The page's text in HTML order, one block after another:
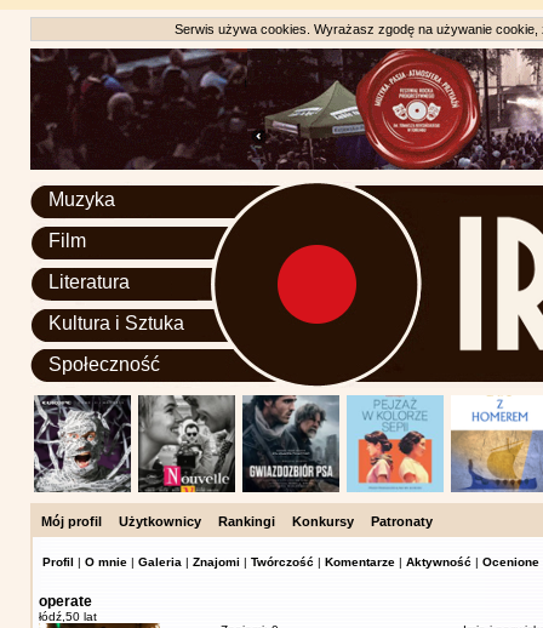
Serwis używa cookies. Wyrażasz zgodę na używanie
Muzyka
Film
Literatura
Kultura i Sztuka
Społeczność
Mój profil Użytkownicy Rankingi Konkursy Patronaty
Profil | O mnie | Galeria | Znajomi | Twórczość | Komentarze | Aktywność | Ocenione
operate
łódź, 50 lat